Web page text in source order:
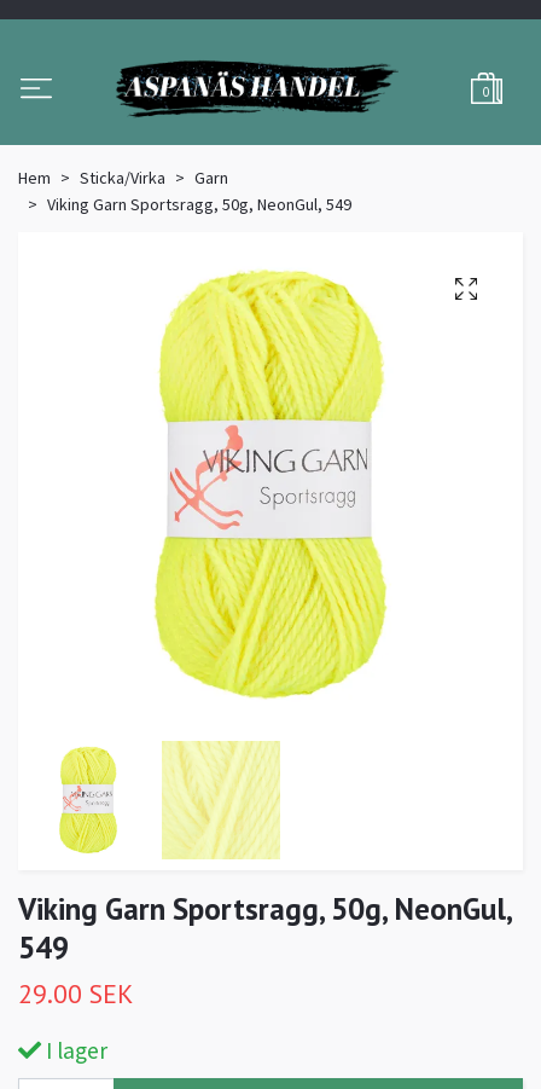
0
Hem Sticka/Virka
Garn
Viking Garn Sportsragg, 50g, NeonGul, 549
Viking Garn Sportsragg, 50g, NeonGul,
549
29.00 SEK
I lager